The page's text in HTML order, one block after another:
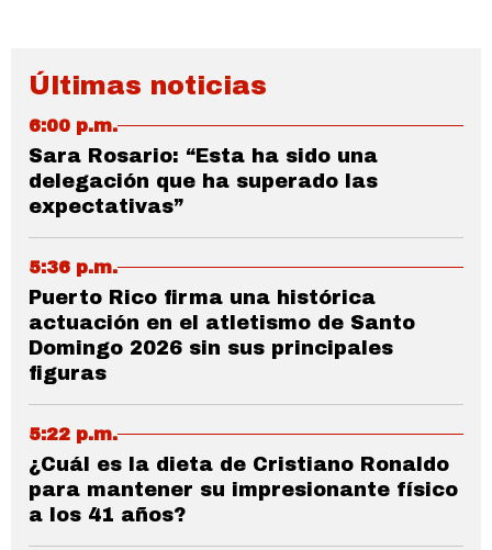
Últimas noticias
6:00 p.m.
Sara Rosario: “Esta ha sido una
delegación que ha superado las
expectativas”
5:36 p.m.
Puerto Rico firma una histórica
actuación en el atletismo de Santo
Domingo 2026 sin sus principales
figuras
5:22 p.m.
¿Cuál es la dieta de Cristiano Ronaldo
para mantener su impresionante físico
a los 41 años?